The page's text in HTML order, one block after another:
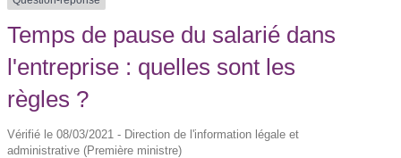
Temps de pause du salarié dans
l'entreprise : quelles sont les
règles ?
Vérifié le 08/03/2021 - Direction de l'information légale et
administrative (Première ministre)